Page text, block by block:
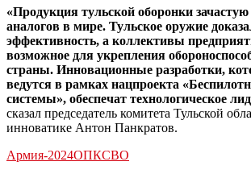
«Продукция тульской оборонки зачастую
аналогов в мире. Тульское оружие
эффективность, а коллективы
возможное для укрепления
страны. Инновационные разработки,
ведутся в рамках нацпроекта
системы», обеспечат технологическое
сказал председатель комитета Тульской
инноватике Антон Панкратов.
Армия-2024ОПКСВО